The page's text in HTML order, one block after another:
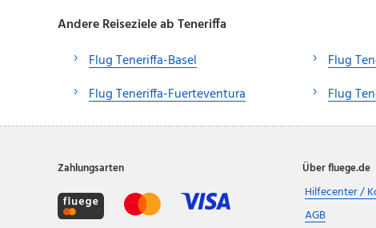
Andere Reiseziele ab Teneriffa
Flug Teneriffa-Basel
Flug Teneriffa-Fuerteventura
Flug
Flug